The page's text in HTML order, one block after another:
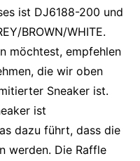
ist DJ6188-200 und
BROWN/WHITE.
möchtest, empfehlen
die wir oben
Sneaker ist.
ist
dazu führt, dass die
werden. Die Raffle